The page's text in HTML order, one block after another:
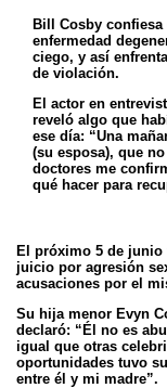
Bill Cosby confiesa
enfermedad
ciego, y así
de violación.
El actor en
reveló algo que
ese día: “Una
(su esposa), que
doctores me
qué hacer para
El próximo 5 de junio
juicio por agresión
acusaciones por el
Su hija menor Evyn
declaró: “Él no es
igual que otras
oportunidades tuvo
entre él y mi madre”.